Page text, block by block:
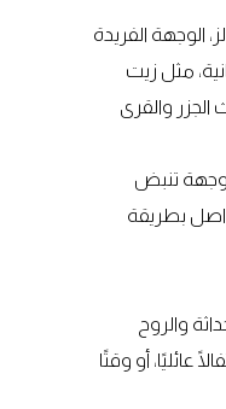
الوجهة الفريدة
مثل زيت
الجزر والقرى
وجهة تنبض
بطريقة
والروح
عائليًا، أو وقتًا